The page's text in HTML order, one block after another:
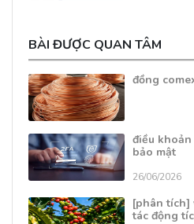
BÀI ĐƯỢC QUAN TÂM
đồng
điều
bảo mật
26/06/2026
[phân tích]
tác động